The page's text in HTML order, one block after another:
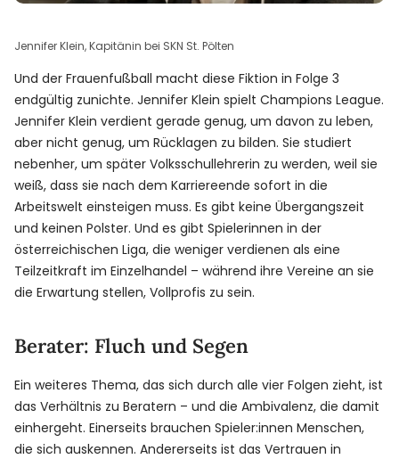
Jennifer Klein, Kapitänin bei SKN St. Pölten
Und der Frauenfußball macht diese Fiktion in Folge 3
endgültig zunichte. Jennifer Klein spielt Champions League.
Jennifer Klein verdient gerade genug, um davon zu leben,
aber nicht genug, um Rücklagen zu bilden. Sie studiert
nebenher, um später Volksschullehrerin zu werden, weil sie
weiß, dass sie nach dem Karriereende sofort in die
Arbeitswelt einsteigen muss. Es gibt keine Übergangszeit
und keinen Polster. Und es gibt Spielerinnen in der
österreichischen Liga, die weniger verdienen als eine
Teilzeitkraft im Einzelhandel – während ihre Vereine an sie
die Erwartung stellen, Vollprofis zu sein.
Berater: Fluch und Segen
Ein weiteres Thema, das sich durch alle vier Folgen zieht, ist
das Verhältnis zu Beratern – und die Ambivalenz, die damit
einhergeht. Einerseits brauchen Spieler:innen Menschen,
die sich auskennen. Andererseits ist das Vertrauen in